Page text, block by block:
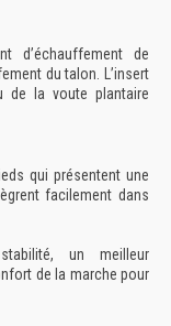
d’échauffement de
du talon. L’insert
de la voute plantaire
qui présentent une
facilement dans
un meilleur
de la marche pour